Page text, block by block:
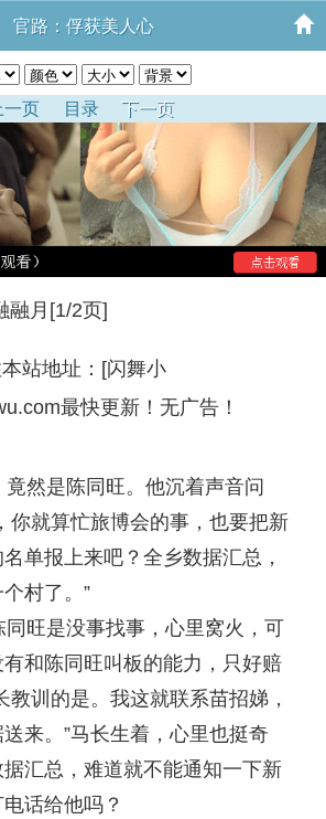
官路：俘获美人心
一页 目录 下一页
融月[1/2页]
站地址：[闪舞小
最快更新！无广告！
然是陈同旺。他沉着声音问
你就算忙旅博会的事，也要把新
单报上来吧？全乡数据汇总，
村了。”
旺是没事找事，心里窝火，可
和陈同旺叫板的能力，只好赔
教训的是。我这就联系苗招娣，
来。”马长生着，心里也挺奇
汇总，难道就不能通知一下新
话给他吗？